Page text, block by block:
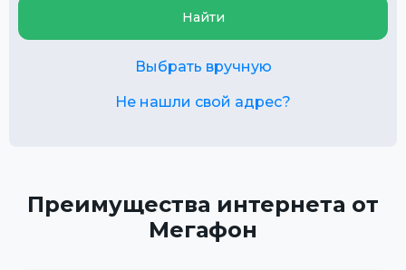
Найти
Выбрать вручную
Не нашли свой адрес?
Преимущества интернета от
Мегафон